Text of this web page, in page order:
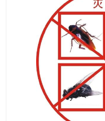
昆明消毒公司
昆明灭红火蚁公司
昆明除虫除蚁